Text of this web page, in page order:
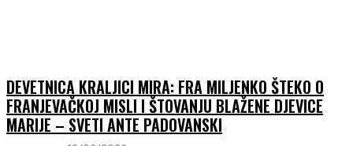
DEVETNICA KRALJICI MIRA: FRA MILJENKO ŠTEKO O
FRANJEVAČKOJ MISLI I ŠTOVANJU BLAŽENE DJEVICE
MARIJE – SVETI ANTE PADOVANSKI